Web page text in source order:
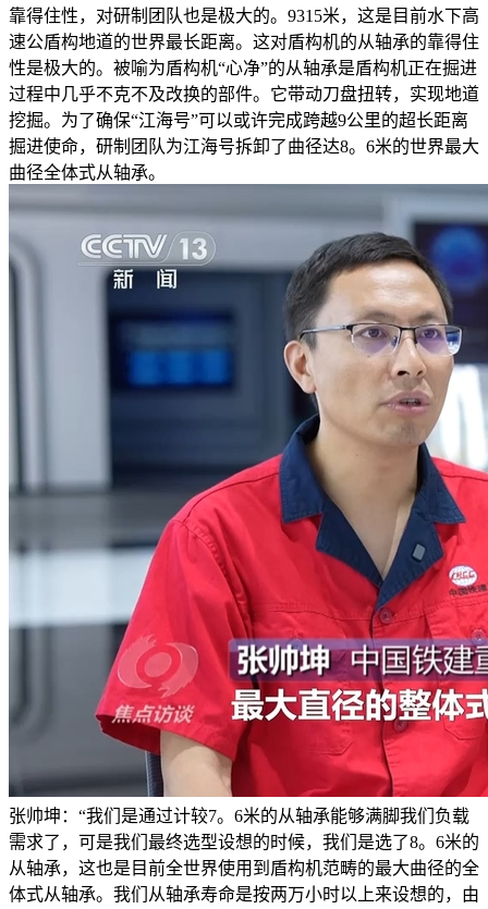
靠得住性，对研制团队也是极大的。9315米，这是目前水下高
速公盾构地道的世界最长距离。这对盾构机的从轴承的靠得住
性是极大的。被喻为盾构机“心净”的从轴承是盾构机正在掘进
过程中几乎不克不及改换的部件。它带动刀盘扭转，实现地道
挖掘。为了确保“江海号”可以或许完成跨越9公里的超长距离
掘进使命，研制团队为江海号拆卸了曲径达8。6米的世界最大
曲径全体式从轴承。
张帅坤：“我们是通过计较7。6米的从轴承能够满脚我们负载
需求了，可是我们最终选型设想的时候，我们是选了8。6米的
从轴承，这也是目前全世界使用到盾构机范畴的最大曲径的全
体式从轴承。我们从轴承寿命是按两万小时以上来设想的，由